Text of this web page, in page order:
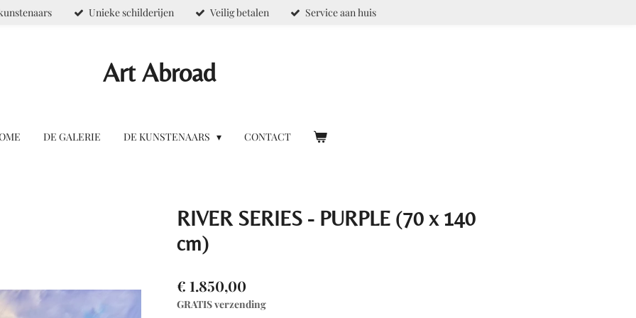
Unieke schilderijen Veilig betalen Service aan huis
Art Abroad
DE GALERIE DE KUNSTENAARS CONTACT
RIVER SERIES - PURPLE (70 x 140
cm)
€ 1.850,00
GRATIS verzending